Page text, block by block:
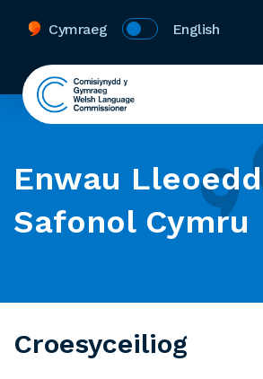
Cymraeg English
Enwau Lleoedd
Safonol Cymru
Croesyceiliog